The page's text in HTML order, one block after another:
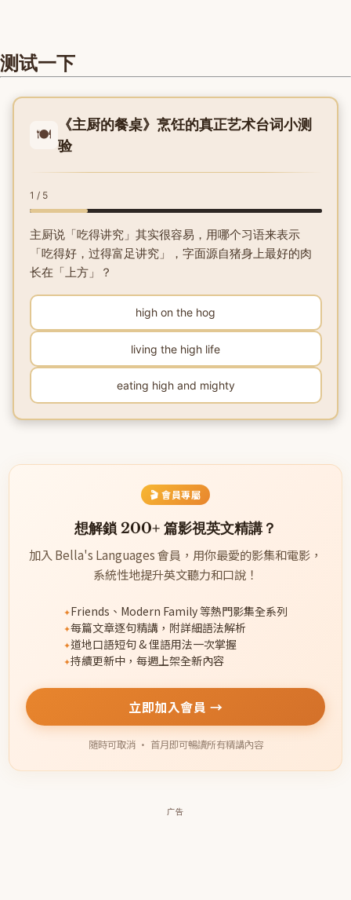
测试一下
🍽️
《主厨的餐桌》烹饪的真正艺术台词小测
验
1 / 5
主厨说「吃得讲究」其实很容易，用哪个习语来表示
「吃得好，过得富足讲究」，字面源自猪身上最好的肉
长在「上方」？
high on the hog
living the high life
eating high and mighty
🎬 會員專屬
想解鎖 200+ 篇影視英文精講？
加入 Bella's Languages 會員，用你最愛的影集和電影，
系統性地提升英文聽力和口說！
Friends、Modern Family 等熱門影集全系列
每篇文章逐句精講，附詳細語法解析
道地口語短句 & 俚語用法一次掌握
持續更新中，每週上架全新內容
立即加入會員 →
隨時可取消 · 首月即可暢讀所有精講內容
广告